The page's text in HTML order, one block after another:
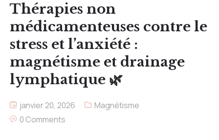
Thérapies non
médicamenteuses contre le
stress et l’anxiété :
magnétisme et drainage
lymphatique 🌿
janvier 20, 2026
Magnétisme
0 Comments